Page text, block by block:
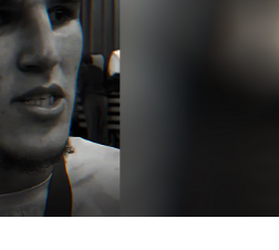
возвращался домой с
дома на улице
на бойца напал
из подъезда, выстрелил